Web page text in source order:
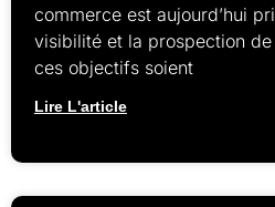
commerce est aujourd’hui
visibilité et la prospection
ces objectifs soient
Lire L'article